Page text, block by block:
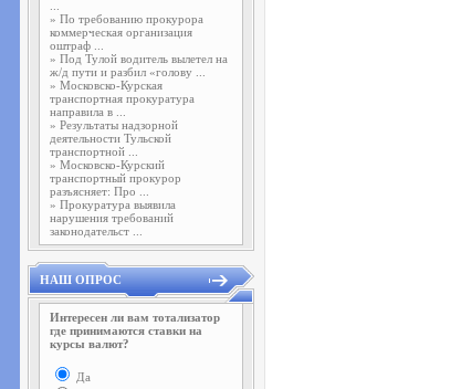
» По требованию прокурора
коммерческая организация
оштраф ...
» Под Тулой водитель вылетел на
ж/д пути и разбил «голову ...
» Московско-Курская
транспортная прокуратура
направила в ...
» Результаты надзорной
деятельности Тульской
транспортной ...
» Московско-Курский
транспортный прокурор
разъясняет: Про ...
» Прокуратура выявила
нарушения требований
законодательст ...
НАШ ОПРОС
Интересен ли вам тотализатор
где принимаются ставки на
курсы валют?
Да